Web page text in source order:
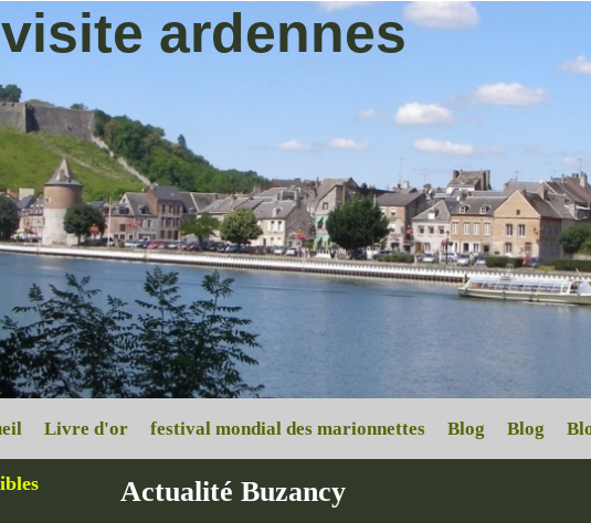
visite ardennes
Livre d'or festival mondial des marionnettes Blog Blog
Actualité Buzancy